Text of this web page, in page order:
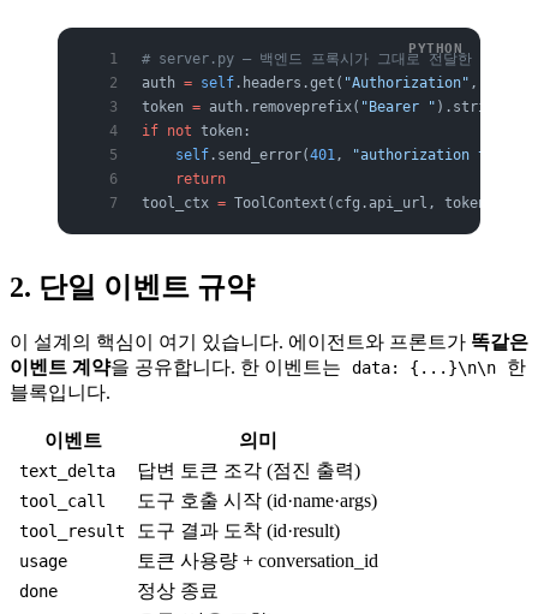
# server.py — 백엔드 프록시가 그대로 전달한 사용자
auth = self .headers.get( "Authorization" ,
token = auth.removeprefix( "Bearer " ).strip()
if not token:
    self
.send_error(401 ,
"authorization token
    return
tool_ctx = ToolContext(cfg.api_url, token)
2. 단일 이벤트 규약
이 설계의 핵심이 여기 있습니다. 에이전트와 프론트가 똑같은
이벤트 계약을 공유합니다. 한 이벤트는 data: {...}\n\n
한
블록입니다.
이벤트 의미
text_delta 답변 토큰 조각 (점진 출력)
tool_call 도구 호출 시작 (id·name·args)
tool_result 도구 결과 도착 (id·result)
usage 토큰 사용량 + conversation_id
done 정상 종료